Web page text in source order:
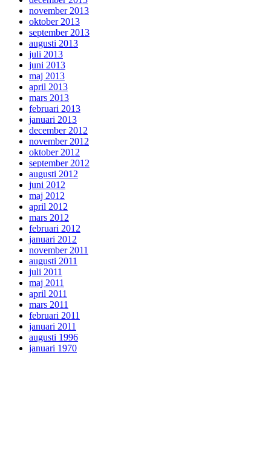
november 2013
oktober 2013
september 2013
augusti 2013
juli 2013
juni 2013
maj 2013
april 2013
mars 2013
februari 2013
januari 2013
december 2012
november 2012
oktober 2012
september 2012
augusti 2012
juni 2012
maj 2012
april 2012
mars 2012
februari 2012
januari 2012
november 2011
augusti 2011
juli 2011
maj 2011
april 2011
mars 2011
februari 2011
januari 2011
augusti 1996
januari 1970